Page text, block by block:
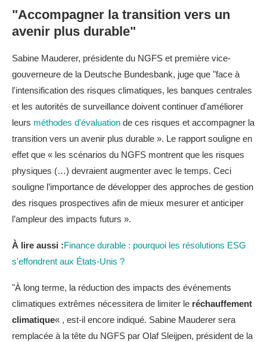
"Accompagner la transition vers un
avenir plus durable"
Sabine Mauderer, présidente du NGFS et première vice-
gouverneure de la Deutsche Bundesbank, juge que "face à
l'intensification des risques climatiques, les banques centrales
et les autorités de surveillance doivent continuer d'améliorer
leurs méthodes d'évaluation de ces risques et accompagner la
transition vers un avenir plus durable ». Le rapport souligne en
effet que « les scénarios du NGFS montrent que les risques
physiques (…) devraient augmenter avec le temps. Ceci
souligne l’importance de développer des approches de gestion
des risques prospectives afin de mieux mesurer et anticiper
l’ampleur des impacts futurs ».
À lire aussi :Finance durable : pourquoi les résolutions ESG
s'effondrent aux États-Unis ?
"À long terme, la réduction des impacts des événements
climatiques extrêmes nécessitera de limiter le réchauffement
climatique« , est-il encore indiqué. Sabine Mauderer sera
remplacée à la tête du NGFS par Olaf Sleijpen, président de la